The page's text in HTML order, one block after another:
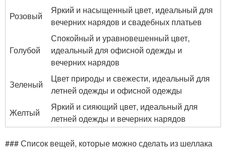
Розовый
Яркий и насыщенный цвет, идеальный для
вечерних нарядов и свадебных платьев
Голубой
Спокойный и уравновешенный цвет,
идеальный для офисной одежды и
вечерних нарядов
Зеленый
Цвет природы и свежести, идеальный для
летней одежды и офисной одежды
Желтый
Яркий и сияющий цвет, идеальный для
летней одежды и вечерних нарядов
### Список вещей, которые можно сделать из шеллака